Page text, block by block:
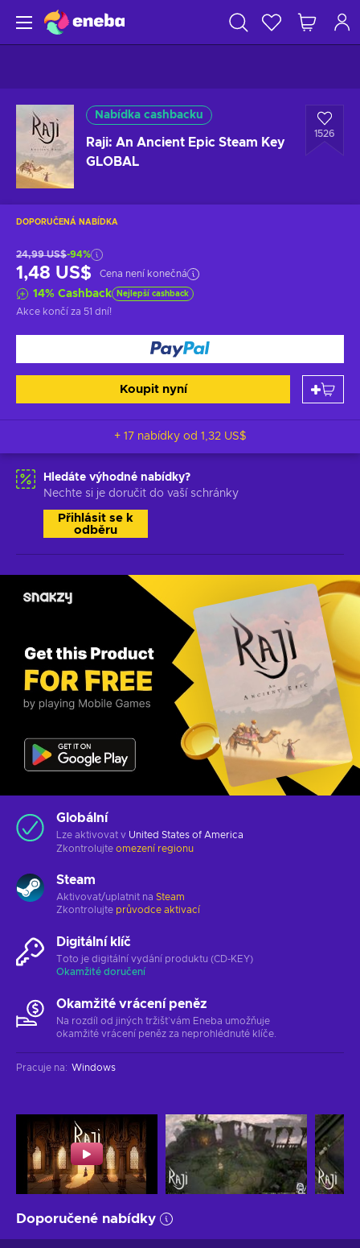
Nabídka cashbacku
Raji: An Ancient Epic Steam Key
GLOBAL
1526
DOPORUČENÁ NABÍDKA
24,99 US$-94%
1,48 US$ Cena není konečná
14% Cashback Nejlepší cashback
Akce končí za 51 dní!
Koupit nyní
+ 17 nabídky od 1,32 US$
Hledáte výhodné nabídky?
Nechte si je doručit do vaší schránky
Přihlásit se k
odběru
Globální
Lze aktivovat v United States of America
Zkontrolujte omezení regionu
Steam
Aktivovat/uplatnit na Steam
Zkontrolujte průvodce aktivací
Digitální klíč
Toto je digitální vydání produktu (CD-KEY)
Okamžité doručení
Okamžité vrácení peněz
Na rozdíl od jiných tržišť vám Eneba umožňuje
okamžité vrácení peněz za neprohlédnuté klíče.
Pracuje na: Windows
Doporučené nabídky